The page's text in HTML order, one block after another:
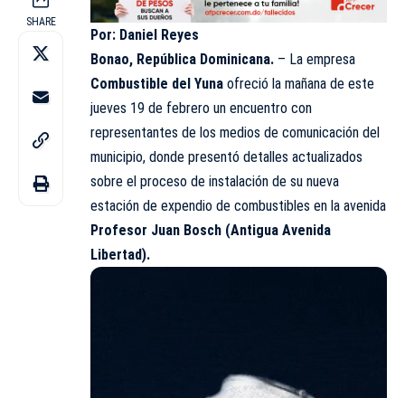
SHARE
Por: Daniel Reyes
Bonao, República Dominicana. – La empresa
Combustible del Yuna ofreció la mañana de este
jueves 19 de febrero un encuentro con
representantes de los medios de comunicación del
municipio, donde presentó detalles actualizados
sobre el proceso de instalación de su nueva
estación de expendio de combustibles en la avenida
Profesor Juan Bosch (Antigua Avenida
Libertad).